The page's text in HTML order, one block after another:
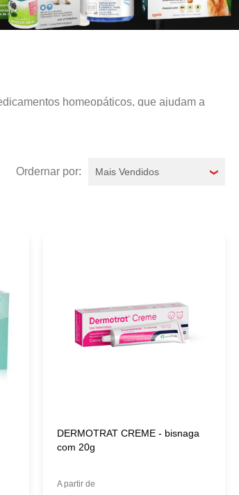
homeopáticos, que ajudam a
ao seu animalzinho de estimação para
Mais Vendidos
DERMOTRAT CREME - bisnaga
com 20g
A partir de